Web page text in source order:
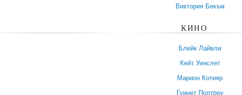
Виктория Бекъм
КИНО
Блейк Лайвли
Кейт Уинслет
Марион Котияр
Гуинет Полтроу